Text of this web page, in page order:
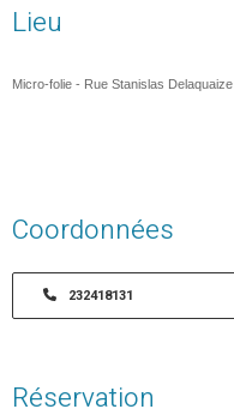
Lieu
Micro-folie - Rue Stanislas Delaquaize
Coordonnées
232418131
Réservation